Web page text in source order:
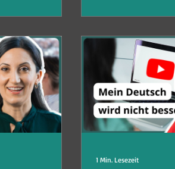
1 Min. Lesezeit